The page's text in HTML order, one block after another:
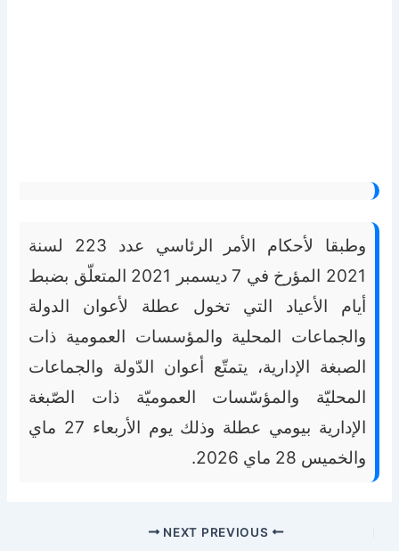
وطبقا لأحكام الأمر الرئاسي عدد 223 لسنة
2021 المؤرخ في 7 ديسمبر 2021 المتعلّق بضبط
أيام الأعياد التي تخول عطلة لأعوان الدولة
والجماعات المحلية والمؤسسات العمومية ذات
الصبغة الإدارية، يتمتّع أعوان الدّولة والجماعات
المحليّة والمؤسّسات العموميّة ذات الصّبغة
الإدارية بيومي عطلة وذلك يوم الأربعاء 27 ماي
والخميس 28 ماي 2026.
NEXT